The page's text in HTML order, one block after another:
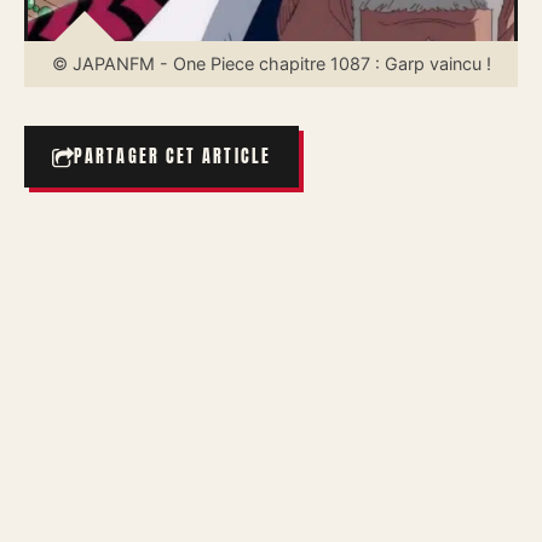
© JAPANFM - One Piece chapitre 1087 : Garp vaincu !
PARTAGER CET ARTICLE